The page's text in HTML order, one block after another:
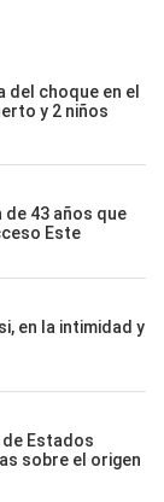
del choque en el
y 2 niños
de 43 años que
Este
en la intimidad y
Estados
sobre el origen